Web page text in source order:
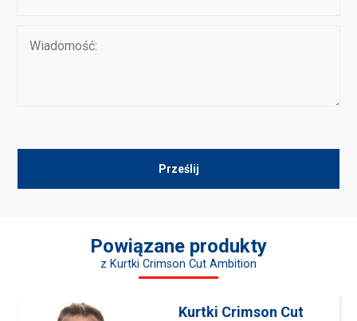
Powiązane produkty
z Kurtki Crimson Cut Ambition
Kurtki Crimson Cut